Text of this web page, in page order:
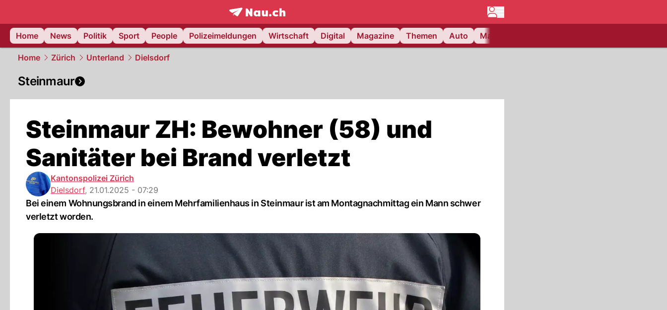
frontpage.NAU.ch
Home
News Politik Sport People Polizeimeldungen Wirtschaft Digital Magazine Themen Auto Matchcenter
Home Zürich Unterland Dielsdorf
Steinmaur
Steinmaur ZH: Bewohner (58) und
Sanitäter bei Brand verletzt
Kantonspolizei Zürich
Dielsdorf, 21.01.2025 - 07:29
Bei einem Wohnungsbrand in einem Mehrfamilienhaus in Steinmaur ist am Montagnachmittag ein Mann schwer
verletzt worden.